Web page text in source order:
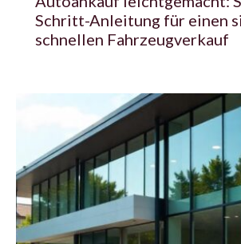
Schritt-Anleitung für einen
schnellen Fahrzeugverkauf